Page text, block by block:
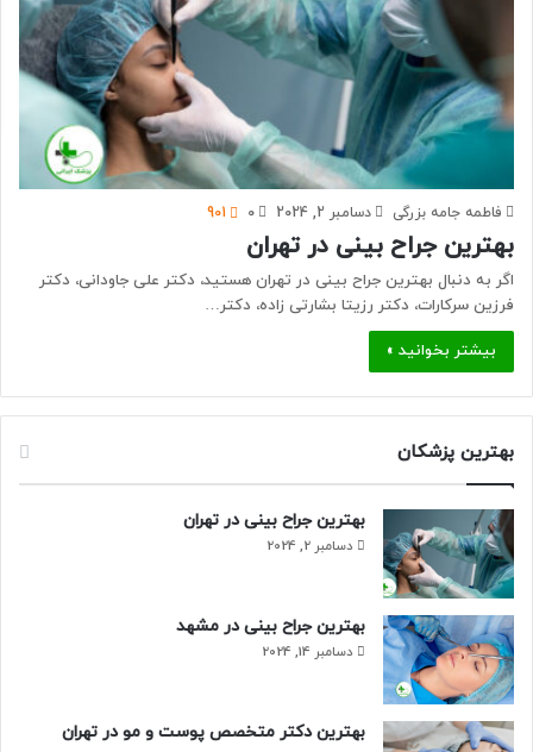
فاطمه جامه بزرگی دسامبر 2, 2024 0
901
بهترین جراح بینی در تهران
اگر به دنبال بهترین جراح بینی در تهران هستید، دکتر علی جاودانی، دکتر
فرزین سرکارات، دکتر رزیتا بشارتی زاده، دکتر…
بیشتر بخوانید »
بهترین پزشکان
بهترین جراح بینی در تهران
دسامبر 2, 2024
بهترین جراح بینی در مشهد
دسامبر 14, 2024
بهترین دکتر متخصص پوست و مو در تهران